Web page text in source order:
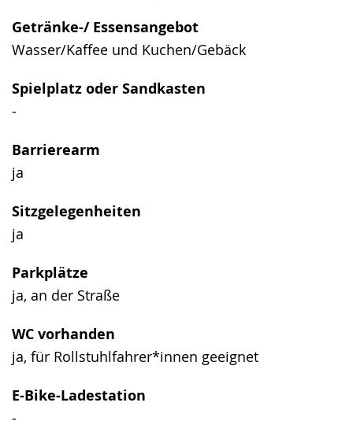
Getränke-/ Essensangebot
Wasser/Kaffee und Kuchen/Gebäck
Spielplatz oder Sandkasten
-
Barrierearm
ja
Sitzgelegenheiten
ja
Parkplätze
ja, an der Straße
WC vorhanden
ja, für Rollstuhlfahrer*innen geeignet
E-Bike-Ladestation